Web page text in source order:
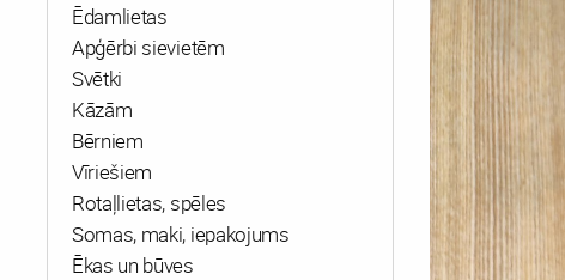
Ēdamlietas
Apģērbi sievietēm
Svētki
Kāzām
Bērniem
Vīriešiem
Rotaļlietas, spēles
Somas, maki, iepakojums
Ēkas un būves